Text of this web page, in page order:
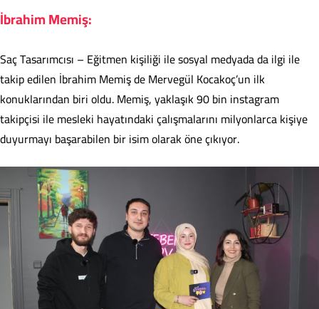
İbrahim Memiş:
Saç Tasarımcısı – Eğitmen kişiliği ile sosyal medyada da ilgi ile
takip edilen İbrahim Memiş de Mervegül Kocakoç’un ilk
konuklarından biri oldu. Memiş, yaklaşık 90 bin instagram
takipçisi ile mesleki hayatındaki çalışmalarını milyonlarca kişiye
duyurmayı başarabilen bir isim olarak öne çıkıyor.